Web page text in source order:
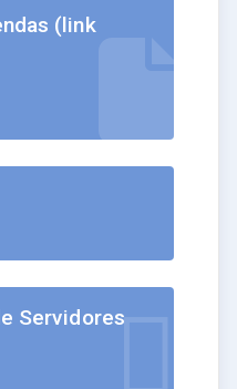
(link
Servidores